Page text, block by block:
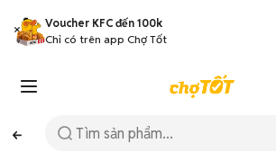
Voucher KFC đến 100k
Chỉ có trên app Chợ Tốt